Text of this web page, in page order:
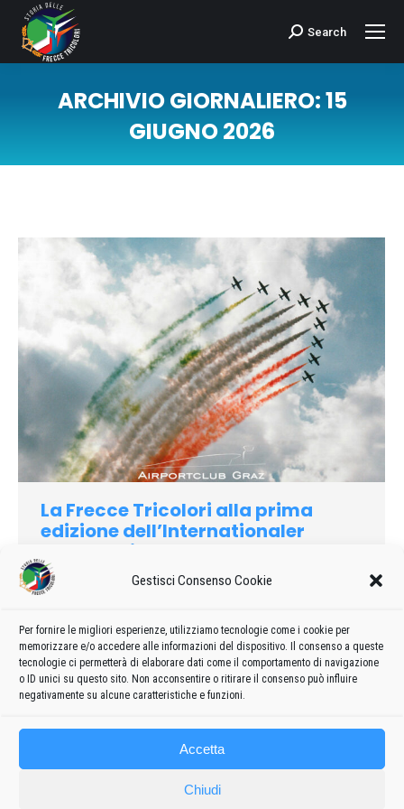
Gestisci Consenso Cookie
Per fornire le migliori esperienze, utilizziamo tecnologie come i cookie per
memorizzare e/o accedere alle informazioni del dispositivo. Il consenso a queste
tecnologie ci permetterà di elaborare dati come il comportamento di navigazione
o ID unici su questo sito. Non acconsentire o ritirare il consenso può influire
negativamente su alcune caratteristiche e funzioni.
Accetta
Chiudi
Cerca:Search
ARCHIVIO GIORNALIERO:15
GIUGNO 2026
La Frecce Tricolori alla prima
edizione dell’Internationaler
Flugtag di Zeltweg
1997 admin8235 15 Giugno 2026 Lascia un commento
Hinterstoisser a Zeltweg durante il fine settimana per
assistere allo spettacolo aereo organizzato dalle Forze
Armate austriache